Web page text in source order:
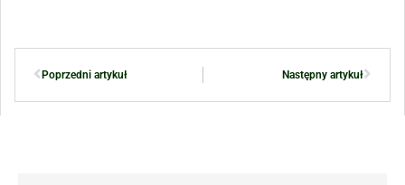
Poprzedni artykuł Następny artykuł